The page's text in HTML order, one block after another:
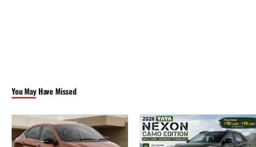
You May Have Missed